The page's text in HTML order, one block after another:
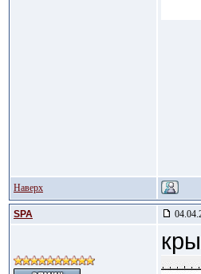
Наверх
SPA